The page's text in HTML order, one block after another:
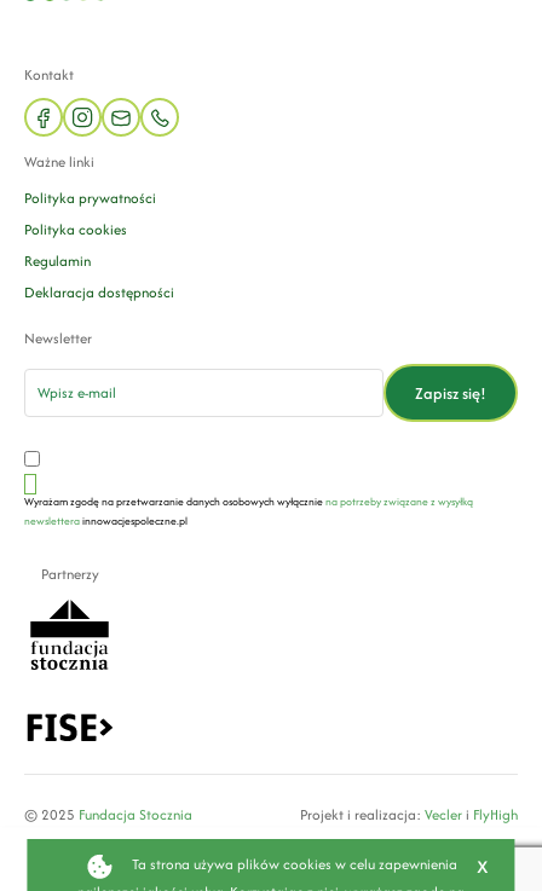
Kontakt
facebookinstagram
mail phone
Ważne linki
Polityka prywatności
Polityka cookies
Regulamin
Deklaracja dostępności
Newsletter
email
Zapisz się!
Wyrażam zgodę na przetwarzanie danych osobowych wyłączniena potrzeby związane z wysyłką
newsletterainnowacjespoleczne.pl
Partnerzy
© 2025 Fundacja Stocznia Projekt i realizacja: Vecler i FlyHigh
Ta strona używa plików cookies w celu zapewnienia
x